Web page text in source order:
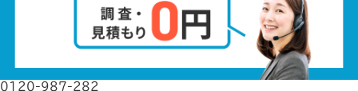
0120-987-282